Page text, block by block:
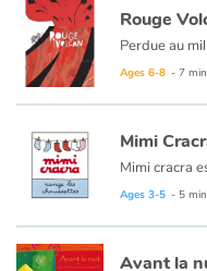
Catalogue anglais
Contraste +
Help
Home
Rouge
Ages 6-8 - 7 min
Mimi
Ages 3-5 - 5 min